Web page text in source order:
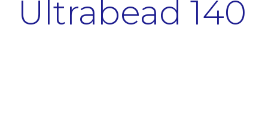
Ultrabead 140